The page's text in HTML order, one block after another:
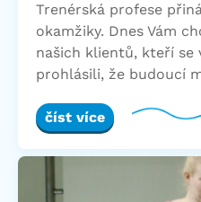
Trenérská profese
okamžiky. Dnes Vám
našich klientů, kteří se
prohlásili, že budoucí
číst více